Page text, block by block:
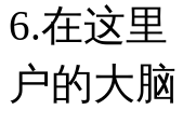
6.在这
户的大脑